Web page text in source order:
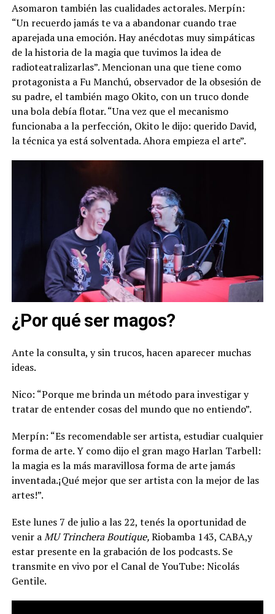
Asomaron también las cualidades actorales. Merpín:
“Un recuerdo jamás te va a abandonar cuando trae
aparejada una emoción. Hay anécdotas muy simpáticas
de la historia de la magia que tuvimos la idea de
radioteatralizarlas”. Mencionan una que tiene como
protagonista a Fu Manchú, observador de la obsesión de
su padre, el también mago Okito, con un truco donde
una bola debía flotar. “Una vez que el mecanismo
funcionaba a la perfección, Okito le dijo: querido David,
la técnica ya está solventada. Ahora empieza el arte”.
¿Por qué ser magos?
Ante la consulta, y sin trucos, hacen aparecer muchas
ideas.
Nico: “Porque me brinda un método para investigar y
tratar de entender cosas del mundo que no entiendo”.
Merpín: “Es recomendable ser artista, estudiar cualquier
forma de arte. Y como dijo el gran mago Harlan Tarbell:
la magia es la más maravillosa forma de arte jamás
inventada.¡Qué mejor que ser artista con la mejor de las
artes!”.
Este lunes 7 de julio a las 22, tenés la oportunidad de
venir aMU Trinchera Boutique,Riobamba 143, CABA,y
estar presente en la grabación de los podcasts. Se
transmite en vivo por el Canal de YouTube: Nicolás
Gentile.